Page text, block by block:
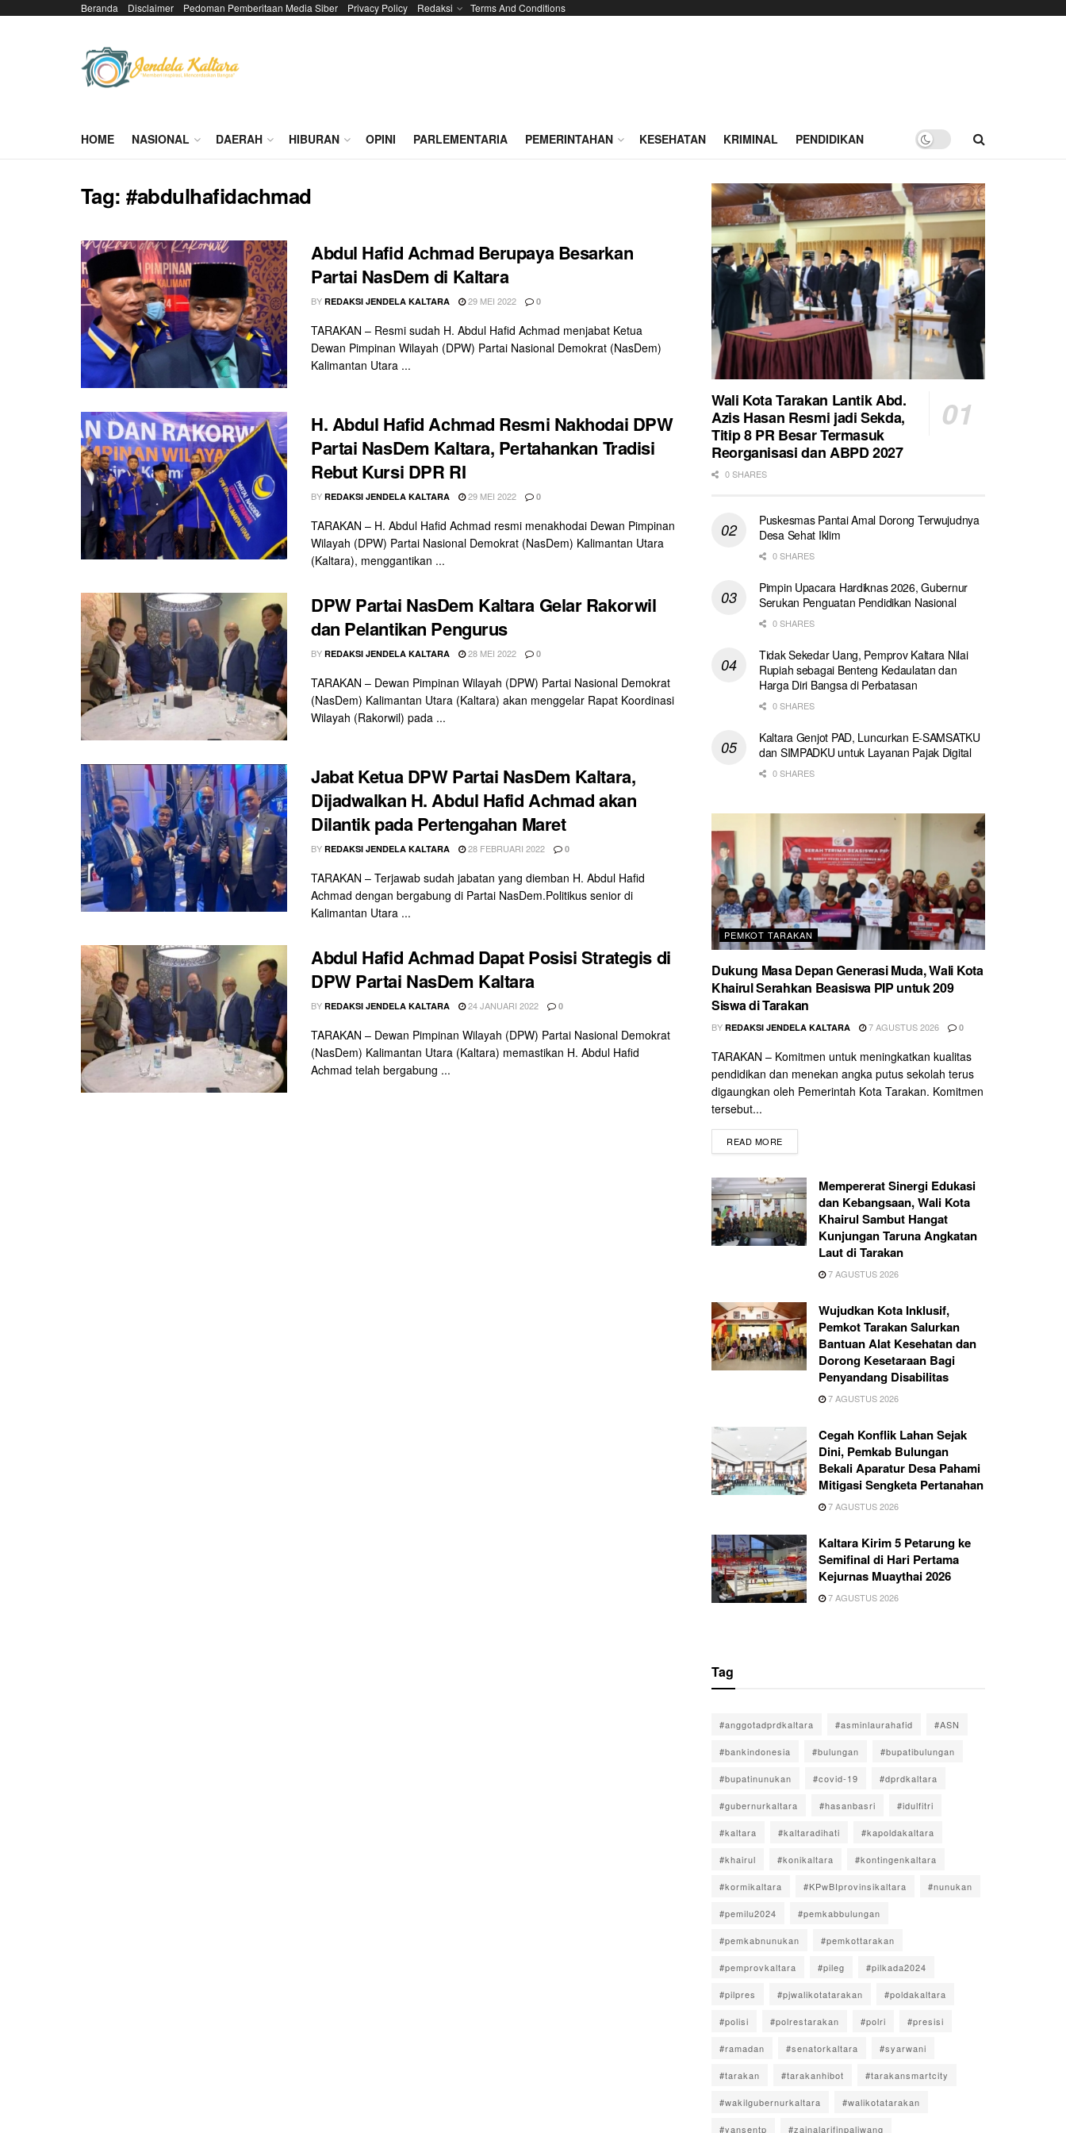
Beranda Disclaimer Pedoman Pemberitaan Media Siber Privacy Policy Redaksi Terms And Conditions
HOME NASIONAL DAERAH HIBURAN OPINI PARLEMENTARIA PEMERINTAHAN KESEHATAN KRIMINAL PENDIDIKAN
Tag:#abdulhafidachmad
Abdul Hafid Achmad Berupaya Besarkan
Partai NasDem di Kaltara
BY REDAKSI JENDELA KALTARA 29 MEI 2022 0
TARAKAN – Resmi sudah H. Abdul Hafid Achmad menjabat Ketua
Dewan Pimpinan Wilayah (DPW) Partai Nasional Demokrat (NasDem)
Kalimantan Utara ...
H. Abdul Hafid Achmad Resmi Nakhodai DPW
Partai NasDem Kaltara, Pertahankan Tradisi
Rebut Kursi DPR RI
BY REDAKSI JENDELA KALTARA 29 MEI 2022 0
TARAKAN – H. Abdul Hafid Achmad resmi menakhodai Dewan Pimpinan
Wilayah (DPW) Partai Nasional Demokrat (NasDem) Kalimantan Utara
(Kaltara), menggantikan ...
DPW Partai NasDem Kaltara Gelar Rakorwil
dan Pelantikan Pengurus
BY REDAKSI JENDELA KALTARA 28 MEI 2022 0
TARAKAN – Dewan Pimpinan Wilayah (DPW) Partai Nasional Demokrat
(NasDem) Kalimantan Utara (Kaltara) akan menggelar Rapat Koordinasi
Wilayah (Rakorwil) pada ...
Jabat Ketua DPW Partai NasDem Kaltara,
Dijadwalkan H. Abdul Hafid Achmad akan
Dilantik pada Pertengahan Maret
BY REDAKSI JENDELA KALTARA 28 FEBRUARI 2022 0
TARAKAN – Terjawab sudah jabatan yang diemban H. Abdul Hafid
Achmad dengan bergabung di Partai NasDem.Politikus senior di
Kalimantan Utara ...
Abdul Hafid Achmad Dapat Posisi Strategis di
DPW Partai NasDem Kaltara
BY REDAKSI JENDELA KALTARA 24 JANUARI 2022 0
TARAKAN – Dewan Pimpinan Wilayah (DPW) Partai Nasional Demokrat
(NasDem) Kalimantan Utara (Kaltara) memastikan H. Abdul Hafid
Achmad telah bergabung ...
Wali Kota Tarakan Lantik Abd.
Azis Hasan Resmi jadi Sekda,
Titip 8 PR Besar Termasuk
Reorganisasi dan ABPD 2027
0 SHARES
Puskesmas Pantai Amal Dorong Terwujudnya
Desa Sehat Iklim
0 SHARES
Pimpin Upacara Hardiknas 2026, Gubernur
Serukan Penguatan Pendidikan Nasional
0 SHARES
Tidak Sekedar Uang, Pemprov Kaltara Nilai
Rupiah sebagai Benteng Kedaulatan dan
Harga Diri Bangsa di Perbatasan
0 SHARES
Kaltara Genjot PAD, Luncurkan E-SAMSATKU
dan SIMPADKU untuk Layanan Pajak Digital
0 SHARES
PEMKOT TARAKAN
Dukung Masa Depan Generasi Muda, Wali Kota
Khairul Serahkan Beasiswa PIP untuk 209
Siswa di Tarakan
BY REDAKSI JENDELA KALTARA 7 AGUSTUS 2026 0
TARAKAN – Komitmen untuk meningkatkan kualitas
pendidikan dan menekan angka putus sekolah terus
digaungkan oleh Pemerintah Kota Tarakan. Komitmen
tersebut...
READ MORE
Mempererat Sinergi Edukasi
dan Kebangsaan, Wali Kota
Khairul Sambut Hangat
Kunjungan Taruna Angkatan
Laut di Tarakan
7 AGUSTUS 2026
Wujudkan Kota Inklusif,
Pemkot Tarakan Salurkan
Bantuan Alat Kesehatan dan
Dorong Kesetaraan Bagi
Penyandang Disabilitas
7 AGUSTUS 2026
Cegah Konflik Lahan Sejak
Dini, Pemkab Bulungan
Bekali Aparatur Desa Pahami
Mitigasi Sengketa Pertanahan
7 AGUSTUS 2026
Kaltara Kirim 5 Petarung ke
Semifinal di Hari Pertama
Kejurnas Muaythai 2026
7 AGUSTUS 2026
Tag
#anggotadprdkaltara #asminlaurahafid #ASN
#bankindonesia #bulungan #bupatibulungan
#bupatinunukan #covid-19 #dprdkaltara
#gubernurkaltara #hasanbasri #idulfitri
#kaltara #kaltaradihati #kapoldakaltara
#khairul #konikaltara #kontingenkaltara
#kormikaltara #KPwBIprovinsikaltara #nunukan
#pemilu2024 #pemkabbulungan
#pemkabnunukan #pemkottarakan
#pemprovkaltara #pileg #pilkada2024
#pilpres #pjwalikotatarakan #poldakaltara
#polisi #polrestarakan #polri #presisi
#ramadan #senatorkaltara #syarwani
#tarakan #tarakanhibot #tarakansmartcity
#wakilgubernurkaltara #walikotatarakan
#yansentp #zainalarifinpaliwang